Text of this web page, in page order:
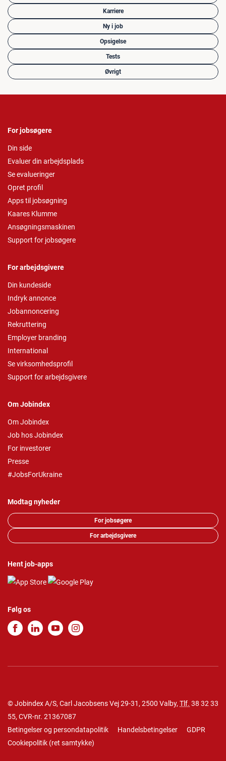
Karriere
Ny i job
Opsigelse
Tests
Øvrigt
For jobsøgere
Din side
Evaluer din arbejdsplads
Se evalueringer
Opret profil
Apps til jobsøgning
Kaares Klumme
Ansøgningsmaskinen
Support for jobsøgere
For arbejdsgivere
Din kundeside
Indryk annonce
Jobannoncering
Rekruttering
Employer branding
International
Se virksomhedsprofil
Support for arbejdsgivere
Om Jobindex
Om Jobindex
Job hos Jobindex
For investorer
Presse
#JobsForUkraine
Modtag nyheder
For jobsøgere
For arbejdsgivere
Hent job-apps
Følg os
© Jobindex A/S, Carl Jacobsens Vej 29-31, 2500 Valby, Tlf. 38 32 33
55, CVR-nr. 21367087
Betingelser og persondatapolitik
Handelsbetingelser
GDPR
Cookiepolitik (ret samtykke)